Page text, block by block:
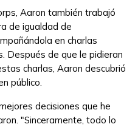
Aaron también trabajó
de igualdad de
en charlas
Después de que le pidieran
charlas, Aaron descubrió
público.
decisiones que he
"Sinceramente, todo lo